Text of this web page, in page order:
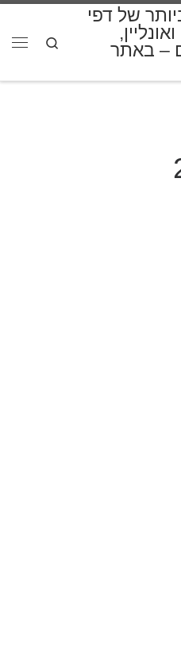
של דפי
– באתר
Search